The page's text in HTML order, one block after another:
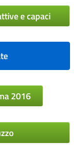
e capaci
2016